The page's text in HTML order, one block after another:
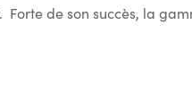
Forte de son succès, la